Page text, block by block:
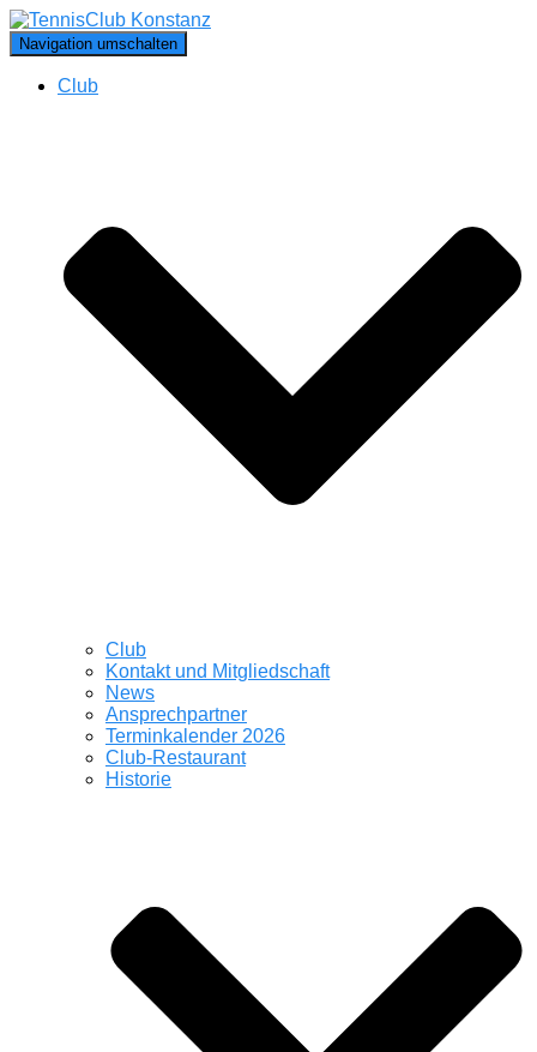
Navigation umschalten
Club
Club
Kontakt und Mitgliedschaft
News
Ansprechpartner
Terminkalender 2026
Club-Restaurant
Historie